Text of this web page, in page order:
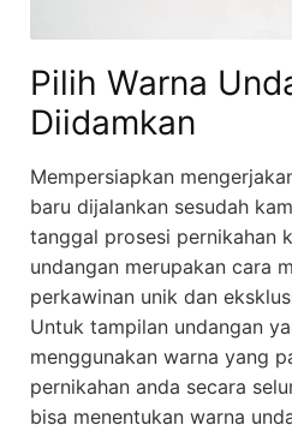
Pilih Warna
Diidamkan
Mempersiapkan
baru dijalankan sesudah
tanggal prosesi pernikahan
undangan merupakan cara
perkawinan unik dan
Untuk tampilan undangan
menggunakan warna yang
pernikahan anda secara
bisa menentukan warna